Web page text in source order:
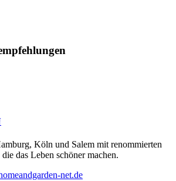
Köln und Salem mit renommierten
das Leben schöner machen.
net.de